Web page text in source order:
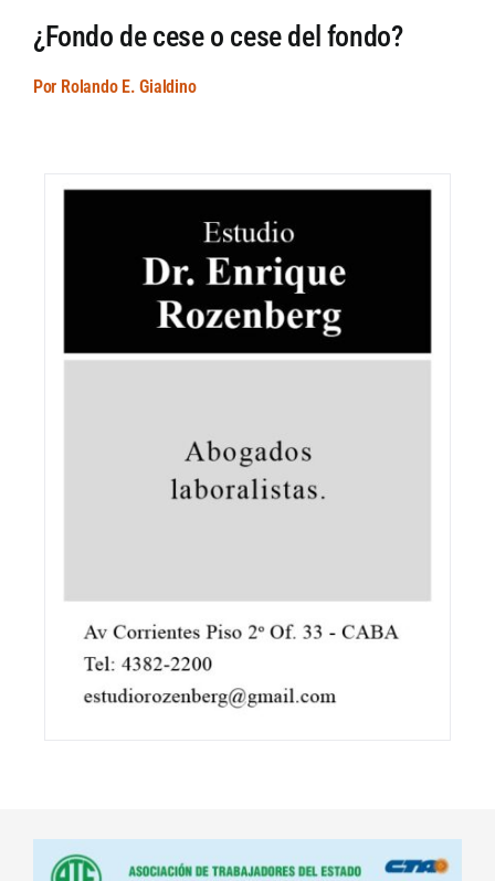
¿Fondo de cese o cese del fondo?
Por Rolando E. Gialdino